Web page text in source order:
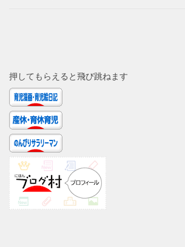
押してもらえると飛び跳ねます